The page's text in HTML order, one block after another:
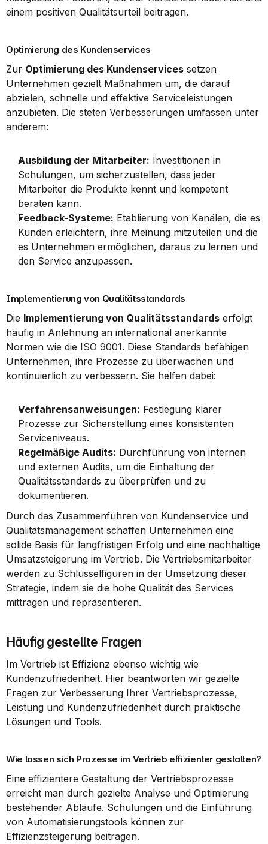
einem positiven Qualitätsurteil beitragen.
Optimierung des Kundenservices
Zur Optimierung des Kundenservices setzen
Unternehmen gezielt Maßnahmen um, die darauf
abzielen, schnelle und effektive Serviceleistungen
anzubieten. Die steten Verbesserungen umfassen unter
anderem:
Ausbildung der Mitarbeiter: Investitionen in
Schulungen, um sicherzustellen, dass jeder
Mitarbeiter die Produkte kennt und kompetent
beraten kann.
Feedback-Systeme: Etablierung von Kanälen, die es
Kunden erleichtern, ihre Meinung mitzuteilen und die
es Unternehmen ermöglichen, daraus zu lernen und
den Service anzupassen.
Implementierung von Qualitätsstandards
Die Implementierung von Qualitätsstandards erfolgt
häufig in Anlehnung an international anerkannte
Normen wie die ISO 9001. Diese Standards befähigen
Unternehmen, ihre Prozesse zu überwachen und
kontinuierlich zu verbessern. Sie helfen dabei:
Verfahrensanweisungen: Festlegung klarer
Prozesse zur Sicherstellung eines konsistenten
Serviceniveaus.
Regelmäßige Audits: Durchführung von internen
und externen Audits, um die Einhaltung der
Qualitätsstandards zu überprüfen und zu
dokumentieren.
Durch das Zusammenführen von Kundenservice und
Qualitätsmanagement schaffen Unternehmen eine
solide Basis für langfristigen Erfolg und eine nachhaltige
Umsatzsteigerung im Vertrieb. Die Vertriebsmitarbeiter
werden zu Schlüsselfiguren in der Umsetzung dieser
Strategie, indem sie die hohe Qualität des Services
mittragen und repräsentieren.
Häufig gestellte Fragen
Im Vertrieb ist Effizienz ebenso wichtig wie
Kundenzufriedenheit. Hier beantworten wir gezielte
Fragen zur Verbesserung Ihrer Vertriebsprozesse,
Leistung und Kundenzufriedenheit durch praktische
Lösungen und Tools.
Wie lassen sich Prozesse im Vertrieb effizienter gestalten?
Eine effizientere Gestaltung der Vertriebsprozesse
erreicht man durch gezielte Analyse und Optimierung
bestehender Abläufe. Schulungen und die Einführung
von Automatisierungstools können zur
Effizienzsteigerung beitragen.